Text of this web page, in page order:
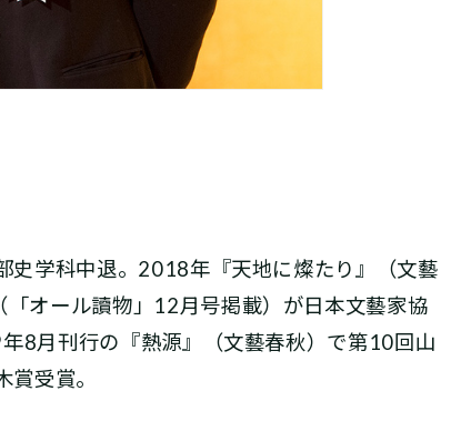
史学科中退。2018年『天地に燦たり』（文藝
オール讀物」12月号掲載）が日本文藝家協
8月刊行の『熱源』（文藝春秋）で第10回山
受賞。